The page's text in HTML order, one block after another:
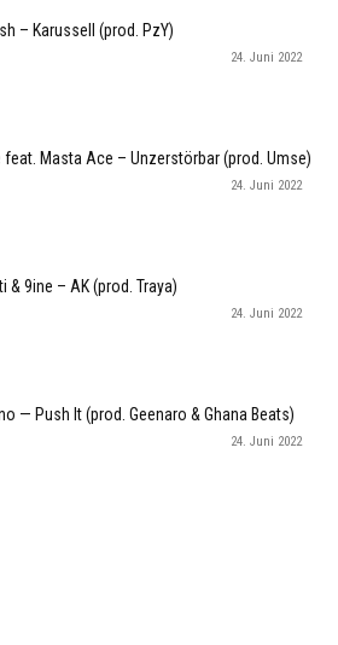
– Karussell (prod. PzY)
24. Juni 2022
feat. Masta Ace – Unzerstörbar (prod. Umse)
24. Juni 2022
& 9ine – AK (prod. Traya)
24. Juni 2022
— Push It (prod. Geenaro & Ghana Beats)
24. Juni 2022